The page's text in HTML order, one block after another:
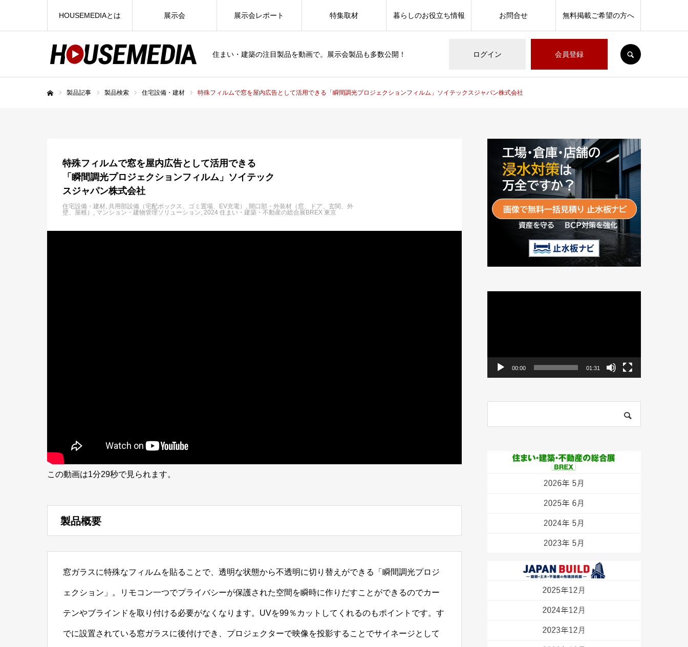
住まい・建築の注目製品を動画で。展示会製品も多数公開！ ログイン 会員登録
HOUSEMEDIAとは 展示会 展示会レポート 特集取材 暮らしのお役立ち情報 お問合せ 無料掲載ご希望の方へ
製品記事 製品検索 住宅設備・建材 特殊フィルムで窓を屋内広告として活用できる「瞬間調光プロジェクションフィルム」ソイテックスジャパン株式会社
特殊フィルムで窓を屋内広告として活用できる
「瞬間調光プロジェクションフィルム」ソイテック
スジャパン株式会社
住宅設備・建材 共用部設備（宅配ボックス、ゴミ置場、EV充電）
開口部・外装材（窓、ドア、玄関、外
壁、屋根）
マンション・建物管理ソリューション 2024 住まい・建築・不動産の総合展BREX 東京
この動画は1分29秒で見られます。
製品概要
窓ガラスに特殊なフィルムを貼ることで、透明な状態から不透明に切り替えができる「瞬間調光プロジ
ェクション」。リモコン一つでプライバシーが保護された空間を瞬時に作りだすことができるのでカー
テンやブラインドを取り付ける必要がなくなります。UVを99％カットしてくれるのもポイントです。す
でに設置されている窓ガラスに後付けでき、プロジェクターで映像を投影することでサイネージとして
00:00 01:31